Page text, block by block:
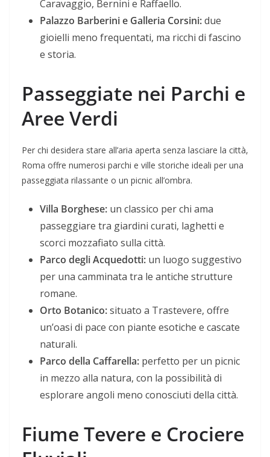
Caravaggio, Bernini e Raffaello.
Palazzo Barberini e Galleria Corsini:due
gioielli meno frequentati, ma ricchi di fascino
e storia.
Passeggiate nei Parchi e
Aree Verdi
Per chi desidera stare all’aria aperta senza lasciare la città,
Roma offre numerosi parchi e ville storiche ideali per una
passeggiata rilassante o un picnic all’ombra.
Villa Borghese: un classico per chi ama
passeggiare tra giardini curati, laghetti e
scorci mozzafiato sulla città.
Parco degli Acquedotti: un luogo suggestivo
per una camminata tra le antiche strutture
romane.
Orto Botanico:situato a Trastevere, offre
un’oasi di pace con piante esotiche e cascate
naturali.
Parco della Caffarella: perfetto per un picnic
in mezzo alla natura, con la possibilità di
esplorare angoli meno conosciuti della città.
Fiume Tevere e Crociere